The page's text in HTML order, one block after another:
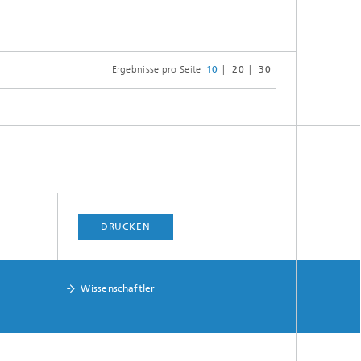
Ergebnisse pro Seite 10 20 30
DRUCKEN
Wissenschaftler